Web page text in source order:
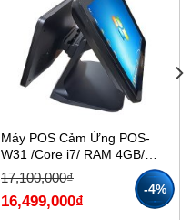
-4%
Máy POS Cảm Ứng POS-
W31 /Core i7/ RAM 4GB/
SSD 128GB
17,100,000₫
Giá
gốc
là:
17,100,000₫.
16,499,000₫
Giá
hiện
tại